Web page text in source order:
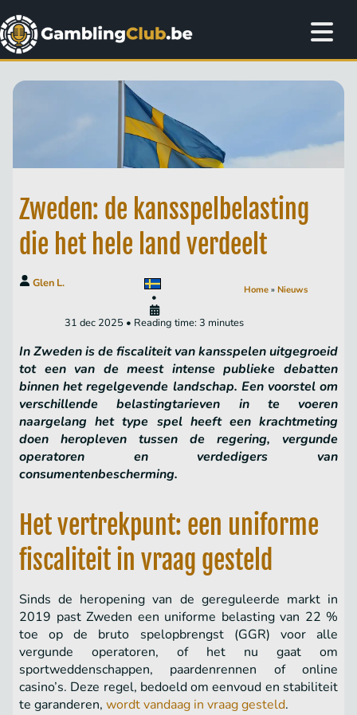
Zweden: de kansspelbelasting
die het hele land verdeelt
Glen L.
•
31 dec 2025 • Reading time: 3 minutes
Home » Nieuws
In Zweden is de fiscaliteit van kansspelen uitgegroeid
tot een van de meest intense publieke debatten
binnen het regelgevende landschap. Een voorstel om
verschillende belastingtarieven in te voeren
naargelang het type spel heeft een krachtmeting
doen heropleven tussen de regering, vergunde
operatoren en verdedigers van
consumentenbescherming.
Het vertrekpunt: een uniforme
fiscaliteit in vraag gesteld
Sinds de heropening van de gereguleerde markt in
2019 past Zweden een uniforme belasting van 22 %
toe op de bruto spelopbrengst (GGR) voor alle
vergunde operatoren, of het nu gaat om
sportweddenschappen, paardenrennen of online
casino’s. Deze regel, bedoeld om eenvoud en stabiliteit
te garanderen, wordt vandaag in vraag gesteld.